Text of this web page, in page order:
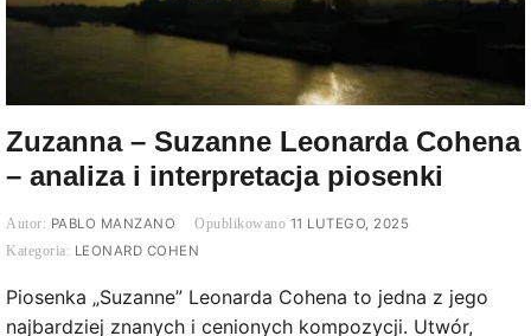
Zuzanna – Suzanne Leonarda Cohena
– analiza i interpretacja piosenki
PABLO MANZANO
11 LUTEGO, 2025
LEONARD COHEN
Piosenka „Suzanne” Leonarda Cohena to jedna z jego
najbardziej znanych i cenionych kompozycji. Utwór,